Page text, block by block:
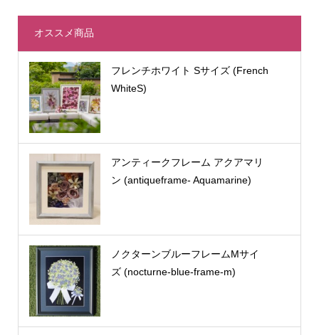
オススメ商品
フレンチホワイト Sサイズ (French
WhiteS)
アンティークフレーム アクアマリ
ン (antiqueframe- Aquamarine)
ノクターンブルーフレームMサイ
ズ (nocturne-blue-frame-m)